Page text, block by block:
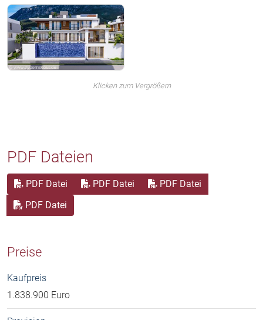
Klicken zum Vergrößern
PDF Dateien
PDF Datei PDF Datei
PDF Datei
PDF Datei
Preise
Kaufpreis
1.838.900 Euro